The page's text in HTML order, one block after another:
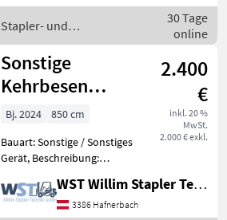
Stapler- und
Lagertechnik / Sonstige
30 Tage
online
Sonstige
Kehrbesen
ZL/S250
2.400
€
inkl. 20 %
MwSt.
2.000 € exkl.
Bj. 2024
850 cm
Bauart: Sonstige / Sonstiges
Gerät, Beschreibung:
Stapler- und Lagertechnik
Lagern/Stapeln
WST Willim Stapler Technik GmbH
3386 Hafnerbach